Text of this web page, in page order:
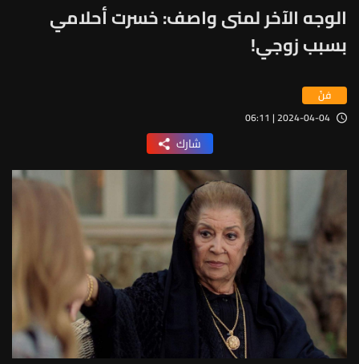
الوجه الآخر لمنى واصف: خسرت أحلامي
بسبب زوجي!
فنّ
2024-04-04 | 06:11
شارك